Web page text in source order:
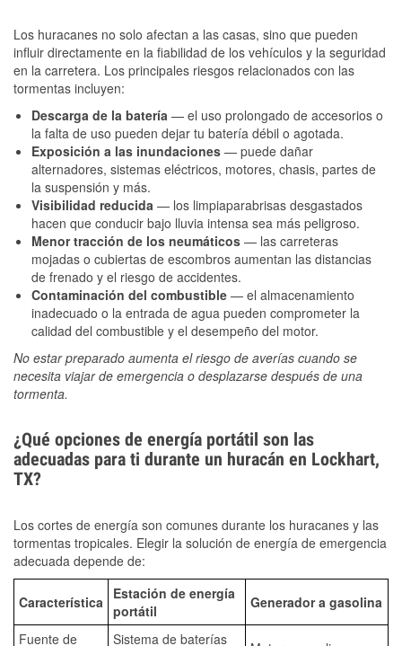
Los huracanes no solo afectan a las casas, sino que pueden
influir directamente en la fiabilidad de los vehículos y la seguridad
en la carretera. Los principales riesgos relacionados con las
tormentas incluyen:
Descarga de la batería — el uso prolongado de accesorios o
la falta de uso pueden dejar tu batería débil o agotada.
Exposición a las inundaciones — puede dañar
alternadores, sistemas eléctricos, motores, chasis, partes de
la suspensión y más.
Visibilidad reducida — los limpiaparabrisas desgastados
hacen que conducir bajo lluvia intensa sea más peligroso.
Menor tracción de los neumáticos — las carreteras
mojadas o cubiertas de escombros aumentan las distancias
de frenado y el riesgo de accidentes.
Contaminación del combustible — el almacenamiento
inadecuado o la entrada de agua pueden comprometer la
calidad del combustible y el desempeño del motor.
No estar preparado aumenta el riesgo de averías cuando se
necesita viajar de emergencia o desplazarse después de una
tormenta.
¿Qué opciones de energía portátil son las
adecuadas para ti durante un huracán en Lockhart,
TX?
Los cortes de energía son comunes durante los huracanes y las
tormentas tropicales. Elegir la solución de energía de emergencia
adecuada depende de:
Característica
Estación de energía
portátil
Generador a gasolina
Fuente de Sistema de baterías